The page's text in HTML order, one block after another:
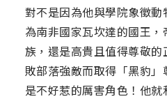
對不是因為他與學院象徵
為南非國家瓦坎達的國王
族，還是高貴且值得尊敬
敗部落強敵而取得「黑豹
是不好惹的厲害角色！他